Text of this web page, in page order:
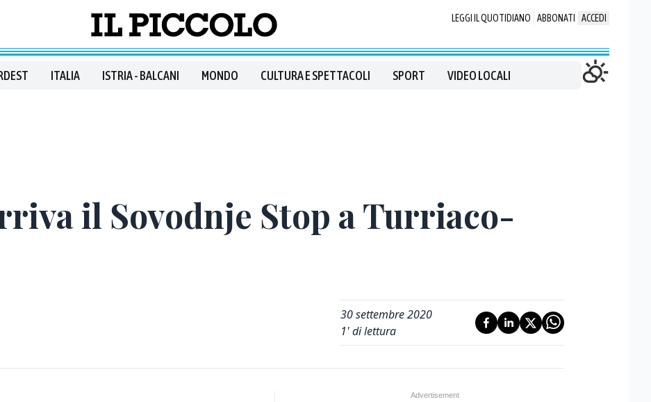
LEGGI IL QUOTIDIANO ABBONATI ACCEDI
ITALIA ISTRIA - BALCANI MONDO CULTURA E SPETTACOLI SPORT VIDEO LOCALI
il Sovodnje Stop a Turriaco-
30 settembre 2020
1' di lettura